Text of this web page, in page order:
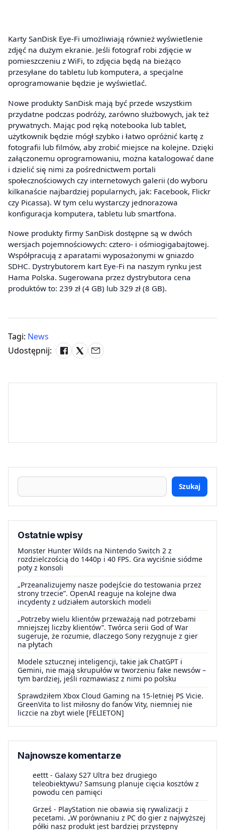
Karty SanDisk Eye-Fi umożliwiają również wyświetlenie
zdjęć na dużym ekranie. Jeśli fotograf robi zdjęcie w
pomieszczeniu z WiFi, to zdjęcia będą na bieżąco
przesyłane do tabletu lub komputera, a specjalne
oprogramowanie będzie je wyświetlać.
Nowe produkty SanDisk mają być przede wszystkim
przydatne podczas podróży, zarówno służbowych, jak też
prywatnych. Mając pod ręką notebooka lub tablet,
użytkownik będzie mógł szybko i łatwo opróżnić kartę z
fotografii lub filmów, aby zrobić miejsce na kolejne. Dzięki
załączonemu oprogramowaniu, można katalogować dane
i dzielić się nimi za pośrednictwem portali
społecznościowych czy internetowych galerii (do wyboru
kilkanaście najbardziej popularnych, jak: Facebook, Flickr
czy Picassa). W tym celu wystarczy jednorazowa
konfiguracja komputera, tabletu lub smartfona.
Nowe produkty firmy SanDisk dostępne są w dwóch
wersjach pojemnościowych: cztero- i ośmiogigabajtowej.
Współpracują z aparatami wyposażonymi w gniazdo
SDHC. Dystrybutorem kart Eye-Fi na naszym rynku jest
Hama Polska. Sugerowana przez dystrybutora cena
produktów to: 239 zł (4 GB) lub 329 zł (8 GB).
Tagi: News
Udostępnij:
Szukaj
Ostatnie wpisy
Monster Hunter Wilds na Nintendo Switch 2 z
rozdzielczością do 1440p i 40 FPS. Gra wyciśnie siódme
poty z konsoli
„Przeanalizujemy nasze podejście do testowania przez
strony trzecie”. OpenAI reaguje na kolejne dwa
incydenty z udziałem autorskich modeli
„Potrzeby wielu klientów przeważają nad potrzebami
mniejszej liczby klientów”. Twórca serii God of War
sugeruje, że rozumie, dlaczego Sony rezygnuje z gier
na płytach
Modele sztucznej inteligencji, takie jak ChatGPT i
Gemini, nie mają skrupułów w tworzeniu fake newsów –
tym bardziej, jeśli rozmawiasz z nimi po polsku
Sprawdziłem Xbox Cloud Gaming na 15-letniej PS Vicie.
GreenVita to list miłosny do fanów Vity, niemniej nie
liczcie na zbyt wiele [FELIETON]
Najnowsze komentarze
eettt - Galaxy S27 Ultra bez drugiego
teleobiektywu? Samsung planuje cięcia kosztów z
powodu cen pamięci
Grześ - PlayStation nie obawia się rywalizacji z
pecetami. „W porównaniu z PC do gier z najwyższej
półki nasz produkt jest bardziej przystępny